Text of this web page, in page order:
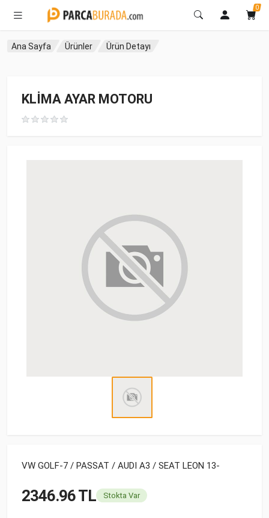
0
Ana Sayfa Ürünler Ürün Detayı
KLİMA AYAR MOTORU
VW GOLF-7 / PASSAT / AUDI A3 / SEAT LEON 13-
2346.96 TL Stokta Var